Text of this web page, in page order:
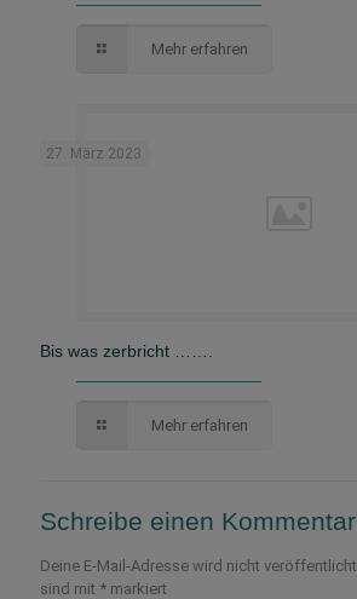
Mehr erfahren
27. März 2023
Bis was zerbricht …….
Mehr erfahren
Schreibe einen Kommentar
Deine E-Mail-Adresse wird nicht veröffentlicht.
sind mit * markiert